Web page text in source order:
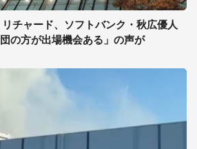
チャード、ソフトバンク・秋広優人
の方が出場機会ある」の声が